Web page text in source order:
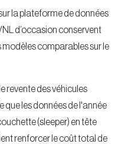
la plateforme de données
d’occasion conservent
modèles comparables sur le
revente des véhicules
les données de l'année
(sleeper) en tête
renforcer le coût total de